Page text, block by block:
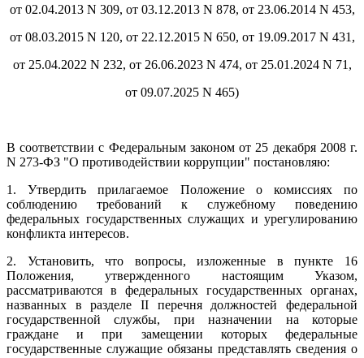
от 02.04.2013 N 309, от 03.12.2013 N 878, от 23.06.2014 N 453,
от 08.03.2015 N 120, от 22.12.2015 N 650, от 19.09.2017 N 431,
от 25.04.2022 N 232, от 26.06.2023 N 474, от 25.01.2024 N 71,
от 09.07.2025 N 465)
В соответствии с Федеральным законом от 25 декабря 2008 г.
N 273-ФЗ "О противодействии коррупции" постановляю:
1. Утвердить прилагаемое Положение о комиссиях по
соблюдению требований к служебному поведению
федеральных государственных служащих и урегулированию
конфликта интересов.
2. Установить, что вопросы, изложенные в пункте 16
Положения, утвержденного настоящим Указом,
рассматриваются в федеральных государственных органах,
названных в разделе II перечня должностей федеральной
государственной службы, при назначении на которые
граждане и при замещении которых федеральные
государственные служащие обязаны представлять сведения о